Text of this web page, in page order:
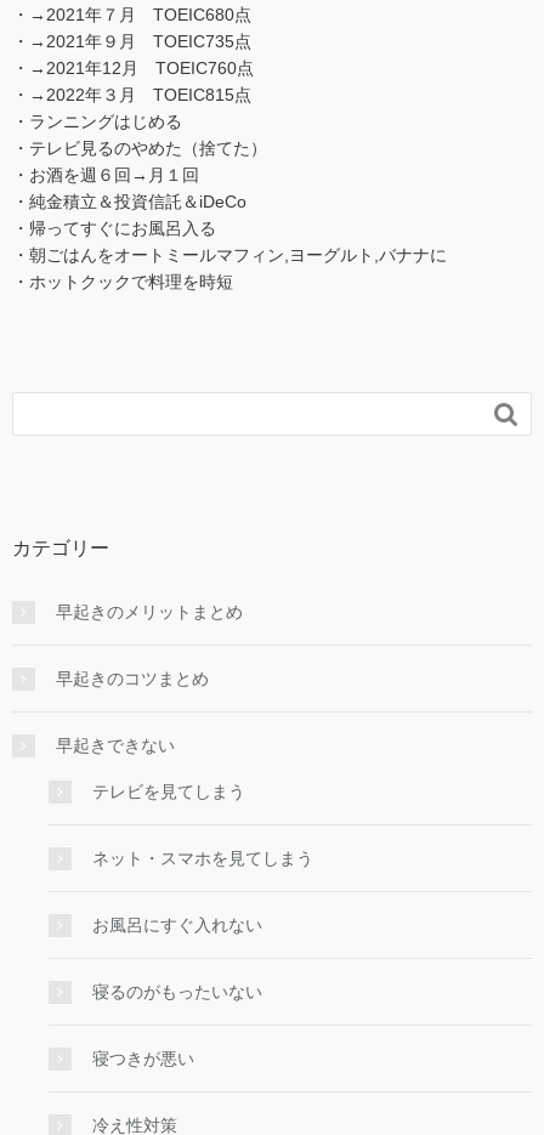
・→2021年７月 TOEIC680点
・→2021年９月 TOEIC735点
・→2021年12月 TOEIC760点
・→2022年３月 TOEIC815点
・ランニングはじめる
・テレビ見るのやめた（捨てた）
・お酒を週６回→月１回
・純金積立＆投資信託＆iDeCo
・帰ってすぐにお風呂入る
・朝ごはんをオートミールマフィン,ヨーグルト,バナナに
・ホットクックで料理を時短

カテゴリー
早起きのメリットまとめ
早起きのコツまとめ
早起きできない
テレビを見てしまう
ネット・スマホを見てしまう
お風呂にすぐ入れない
寝るのがもったいない
寝つきが悪い
冷え性対策